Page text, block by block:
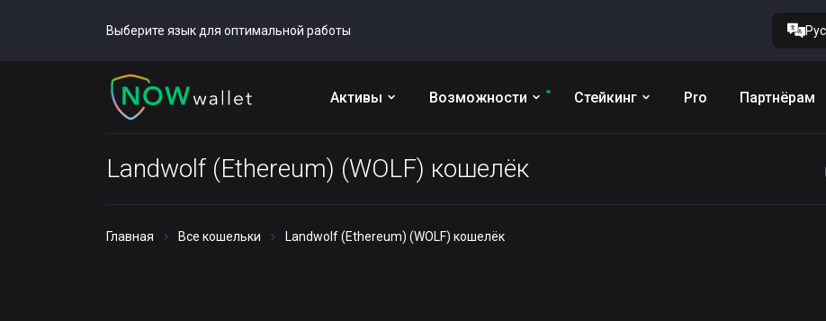
Выберите язык для оптимальной работы
Активы Возможности Стейкинг Pro Партнёрам
Landwolf (Ethereum) (WOLF) кошелёк
Главная Все кошельки Landwolf (Ethereum) (WOLF) кошелёк